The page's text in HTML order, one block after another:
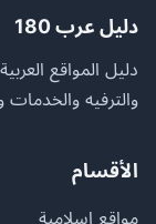
دليل عرب 180
دليل المواقع
والترفيه والخدمات
الأقسام
مواقع إسلامية